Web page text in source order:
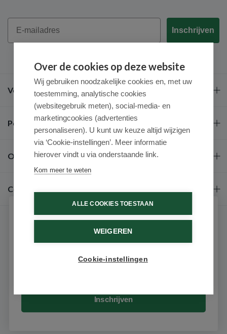
Email
Inschrijven
Veel gestelde vragen
Populaire merken
Over ons
Contact
9.6 / 10 (531 beoordelingen)
Over de cookies op deze website
Wij gebruiken noodzakelijke cookies en, met uw
toestemming, analytische cookies
(websitegebruik meten), social-media- en
marketingcookies (advertenties
personaliseren). U kunt uw keuze altijd wijzigen
via ‘Cookie-instellingen’. Meer informatie
hierover vindt u via onderstaande link.
Kom meer te weten
ALLE COOKIES TOESTAAN
WEIGEREN
Cookie-instellingen
Schrijf je in voor onze nieuwsbrief
Ontvang als eerste de beste aanbiedingen en persoonlijk
advies
Inschrijven